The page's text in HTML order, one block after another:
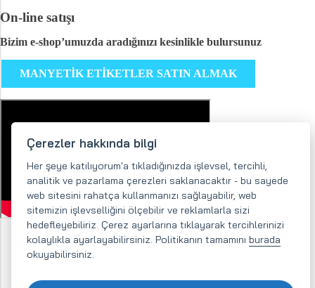
On-line satışı
Bizim e-shop’umuzda aradığınızı kesinlikle bulursunuz
MANYETİK ETİKETLER SATIN ALMAK
Çerezler hakkında bilgi
Her şeye katılıyorum'a tıkladığınızda işlevsel, tercihli,
analitik ve pazarlama çerezleri saklanacaktır - bu sayede
web sitesini rahatça kullanmanızı sağlayabilir, web
sitemizin işlevselliğini ölçebilir ve reklamlarla sizi
hedefleyebiliriz. Çerez ayarlarına tıklayarak tercihlerinizi
kolaylıkla ayarlayabilirsiniz. Politikanın tamamını burada
okuyabilirsiniz.